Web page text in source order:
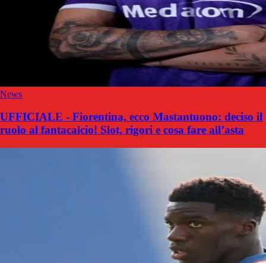
News
UFFICIALE - Fiorentina, ecco Mastantuono: deciso il
ruolo al fantacalcio! Slot, rigori e cosa fare all’asta